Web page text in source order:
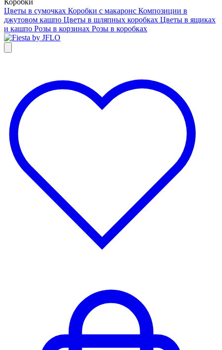
Коробки
Цветы в сумочках Коробки с макаронс Композиции в
джутовом кашпо Цветы в шляпных коробках Цветы в ящиках
и кашпо Розы в корзинах Розы в коробках